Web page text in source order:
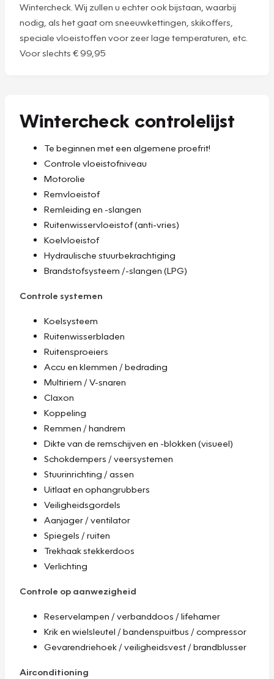
Wintercheck. Wij zullen u echter ook bijstaan, waarbij
nodig, als het gaat om sneeuwkettingen, skikoffers,
speciale vloeistoffen voor zeer lage temperaturen, etc.
Voor slechts € 99,95
Wintercheck controlelijst
Te beginnen met een algemene proefrit!
Controle vloeistofniveau
Motorolie
Remvloeistof
Remleiding en -slangen
Ruitenwisservloeistof (anti-vries)
Koelvloeistof
Hydraulische stuurbekrachtiging
Brandstofsysteem /-slangen (LPG)
Controle systemen
Koelsysteem
Ruitenwisserbladen
Ruitensproeiers
Accu en klemmen / bedrading
Multiriem / V-snaren
Claxon
Koppeling
Remmen / handrem
Dikte van de remschijven en -blokken (visueel)
Schokdempers / veersystemen
Stuurinrichting / assen
Uitlaat en ophangrubbers
Veiligheidsgordels
Aanjager / ventilator
Spiegels / ruiten
Trekhaak stekkerdoos
Verlichting
Controle op aanwezigheid
Reservelampen / verbanddoos / lifehamer
Krik en wielsleutel / bandenspuitbus / compressor
Gevarendriehoek / veiligheidsvest / brandblusser
Airconditioning